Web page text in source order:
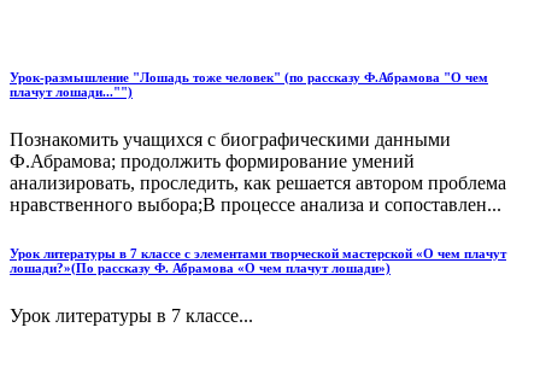
Урок-размышление "Лошадь тоже человек" (по рассказу Ф.Абрамова "О чем
плачут лошади..."")
Познакомить учащихся с биографическими данными
Ф.Абрамова; продолжить формирование умений
анализировать, проследить, как решается автором проблема
нравственного выбора;В процессе анализа и сопоставлен...
Урок литературы в 7 классе с элементами творческой мастерской «О чем плачут
лошади?»(По рассказу Ф. Абрамова «О чем плачут лошади»)
Урок литературы в 7 классе...